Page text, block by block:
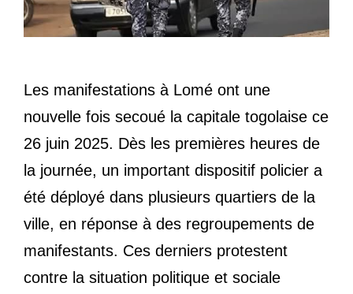
Les manifestations à Lomé ont une
nouvelle fois secoué la capitale togolaise ce
26 juin 2025. Dès les premières heures de
la journée, un important dispositif policier a
été déployé dans plusieurs quartiers de la
ville, en réponse à des regroupements de
manifestants. Ces derniers protestent
contre la situation politique et sociale